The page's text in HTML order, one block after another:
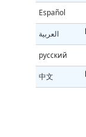
Español
العربية
русский
中文